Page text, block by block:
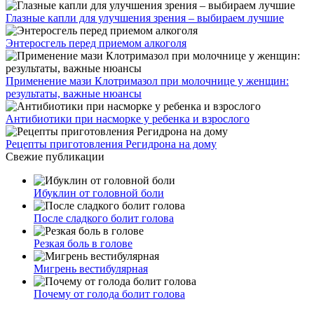
Глазные капли для улучшения зрения – выбираем лучшие
Энтеросгель перед приемом алкоголя
Применение мази Клотримазол при молочнице у женщин:
результаты, важные нюансы
Антибиотики при насморке у ребенка и взрослого
Рецепты приготовления Регидрона на дому
Свежие публикации
Ибуклин от головной боли
После сладкого болит голова
Резкая боль в голове
Мигрень вестибулярная
Почему от голода болит голова